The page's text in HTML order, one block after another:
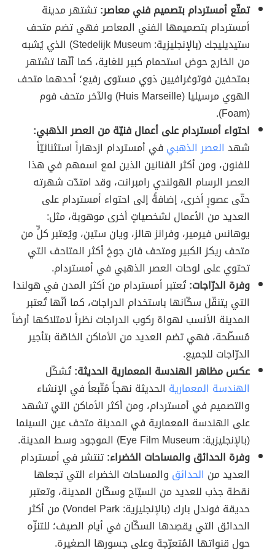
تمتّع أمستردام بتصميم فني معاصر:تشتهر مدينة
أمستردام بتصميمها الفني المعاصر فهي تضم متحف
ستيديليجك (بالإنجليزية: Stedelijk Museum) الذي يُشبه
من الخارج حوض استحمام كبير للغاية، كما أنّها تشتهر
بمتحفين فوتوغرافيين ذوي مستوى رفيع؛ أحدهما متحف
الهوي مرسيليا (Huis Marseille) والآخر متحف فوم
(Foam).
احتواء أمستردام على أعمال فنيّة من العصر الذهبي:
شهد العصر الذهبي في أمستردام ازدهاراً استثنائيّاً
للفنون، ومن أكثر الفنانين الذين لمع اسمهم في هذا
العصر الرسام الهولندي رامبرانت، وقد امتدّت شهرته
حتّى عصورٍ أخرى، إضافةً إلى احتواء أمستردام على
العديد من الأعمال لشخصياتٍ أخرى موهوبة، مثل:
يوهانس فيرمير، وفرانز هالز، ويان ستين، ويُعتبر كلٍّ من
متحف ريكز الكبير ومتحف فان جوخ أكثر المتاحف التي
تحتوي على لوحات العصر الذهبي في أمستردام.
وفرة الدرّاجات:تُعتبر أمستردام من أكثر المدن في هولندا
التي يتنقّل سكّانها باستخدام الدراجات، كما أنّها تُعتبر
المدينة الأنسب لهواة ركوب الدراجات نظراً لامتلاكها أرضاً
مُسطّحة، فهي تضم العديد من الأماكن الخاصّة بتأجير
الدرّاجات للجميع.
عكس مظاهر الهندسة المعمارية الحديثة:تُشكّل
الهندسة المعمارية الحديثة نهجاً مُتّبعاً في الإنشاء
والتصميم في أمستردام، ومن أكثر الأماكن التي تشهد
على الهندسة المعمارية في المدينة متحف عين السينما
(بالإنجليزية: Eye Film Museum) الموجود وسط المدينة.
وفرة الحدائق والمساحات الخضراء:تنتشر في أمستردام
العديد من الحدائق والمساحات الخضراء التي تجعلها
نقطة جذب للعديد من السيّاح وسكّان المدينة، وتعتبر
حديقة فوندل بارك (بالإنجليزية: Vondel Park) من أكثر
الحدائق التي يقصِدها السكّان في أيام الصيف؛ للتنزّه
حول قنواتها المُتعرّجة وعلى جسورها الصغيرة.